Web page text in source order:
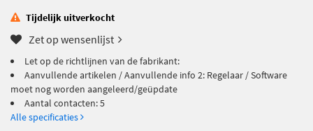
Tijdelijk uitverkocht
Zet op wensenlijst
Let op de richtlijnen van de fabrikant:
Aanvullende artikelen / Aanvullende info 2: Regelaar / Software
moet nog worden aangeleerd/geüpdate
Aantal contacten: 5
Alle specificaties